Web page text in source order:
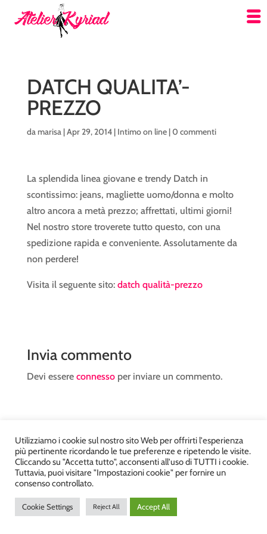
DATCH QUALITA’-
PREZZO
damarisa|Apr 29, 2014| Intimo on line|0 commenti
La splendida linea giovane e trendy Datch in
scontissimo: jeans, magliette uomo/donna e molto
altro ancora a metà prezzo; affrettati, ultimi giorni!
Nel nostro store troverete tutto questo, con una
spedizione rapida e conveniente. Assolutamente da
non perdere!
Visita il seguente sito: datch qualità-prezzo
Invia commento
Devi essere connessoper inviare un commento.
Atelier Kyriad da Mary – via Carducci, 12 – Chiavenna –
Sondrio P.Iva 00812910149 – Tel. 0343 36560 – Sito
Utilizziamo i cookie sul nostro sito Web per offrirti l'esperienza
più pertinente ricordando le tue preferenze e ripetendo le visite.
Cliccando su "Accetta tutto", acconsenti all'uso di TUTTI i cookie.
Tuttavia, puoi visitare "Impostazioni cookie" per fornire un
consenso controllato.
Cookie Settings Reject All Accept All